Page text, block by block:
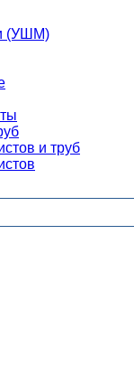
(УШМ)
и труб